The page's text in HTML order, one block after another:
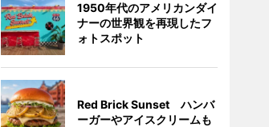
1950年代のアメリカンダイ
ナーの世界観を再現したフ
ォトスポット
Red Brick Sunset ハンバ
ーガーやアイスクリームも